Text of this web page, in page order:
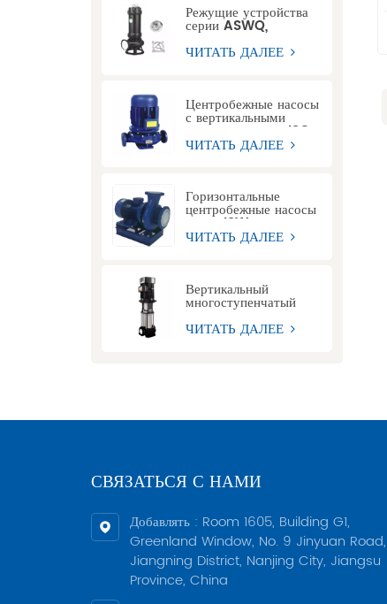
Режущие устройства
серии ASWQ,
погружные насосы для
сточных вод
ЧИТАТЬ ДАЛЕЕ
Центробежные насосы
с вертикальными
трубопроводами ISG
ЧИТАТЬ ДАЛЕЕ
Горизонтальные
центробежные насосы
серии ISW
ЧИТАТЬ ДАЛЕЕ
Вертикальный
многоступенчатый
центробежный насос
серии CDL
ЧИТАТЬ ДАЛЕЕ
СВЯЗАТЬСЯ С НАМИ
Добавлять : Room 1605, Building G1,
Greenland Window, No. 9 Jinyuan Road,
Jiangning District, Nanjing City, Jiangsu
Province, China